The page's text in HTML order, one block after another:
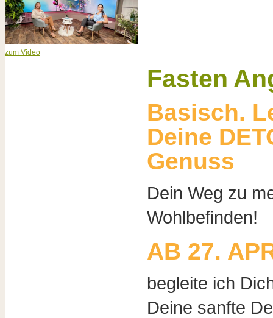
zum Video
Fasten
Basisch.
Deine
Genuss
Dein Weg zu
Wohlbefinden!
AB 27.
begleite ich
Deine sanfte